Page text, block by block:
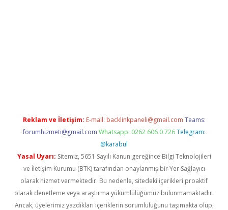
Reklam ve İletişim: E-mail: backlinkpaneli@gmail.com Teams:
forumhizmeti@gmail.com Whatsapp: 0262 606 0 726 Telegram:
@karabul
Yasal Uyarı: Sitemiz, 5651 Sayılı Kanun gereğince Bilgi Teknolojileri
ve İletişim Kurumu (BTK) tarafından onaylanmış bir Yer Sağlayıcı
olarak hizmet vermektedir. Bu nedenle, sitedeki içerikleri proaktif
olarak denetleme veya araştırma yükümlülüğümüz bulunmamaktadır.
Ancak, üyelerimiz yazdıkları içeriklerin sorumluluğunu taşımakta olup,